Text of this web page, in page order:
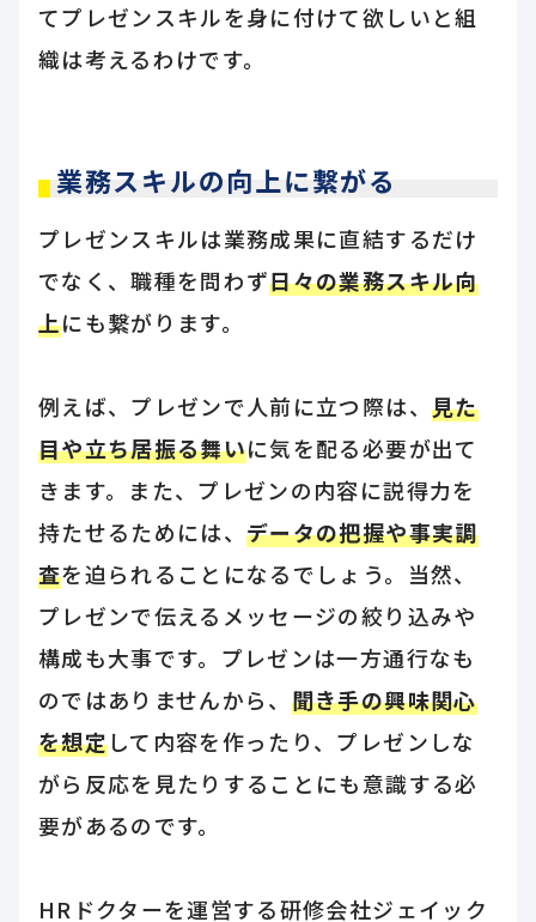
てプレゼンスキルを身に付けて欲しいと組
織は考えるわけです。
業務スキルの向上に繋がる
プレゼンスキルは業務成果に直結するだけ
でなく、職種を問わず日々の業務スキル向
上にも繋がります。
例えば、プレゼンで人前に立つ際は、 見た
目や立ち居振る舞いに気を配る必要が出て
きます。また、プレゼンの内容に説得力を
持たせるためには、データの把握や事実調
査を迫られることになるでしょう。当然、
プレゼンで伝えるメッセージの絞り込みや
構成も大事です。プレゼンは一方通行なも
のではありませんから、 聞き手の興味関心
を想定して内容を作ったり、プレゼンしな
がら反応を見たりすることにも意識する必
要があるのです。
HRドクターを運営する研修会社ジェイック